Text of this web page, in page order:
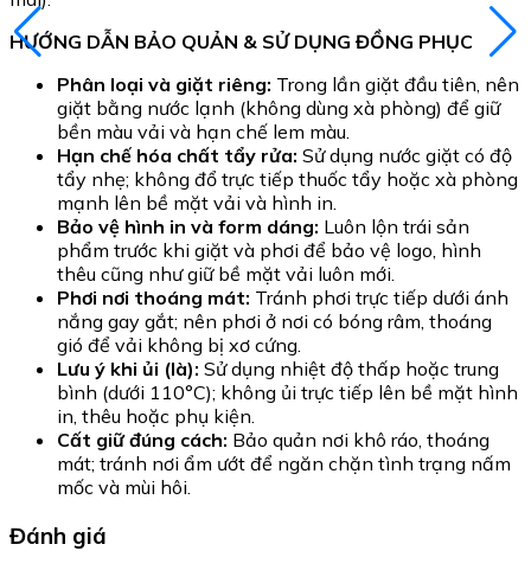
HƯỚNG DẪN BẢO QUẢN & SỬ DỤNG ĐỒNG PHỤC
Phân loại và giặt riêng: Trong lần giặt đầu tiên, nên
giặt bằng nước lạnh (không dùng xà phòng) để giữ
bền màu vải và hạn chế lem màu.
Hạn chế hóa chất tẩy rửa: Sử dụng nước giặt có độ
tẩy nhẹ; không đổ trực tiếp thuốc tẩy hoặc xà phòng
mạnh lên bề mặt vải và hình in.
Bảo vệ hình in và form dáng: Luôn lộn trái sản
phẩm trước khi giặt và phơi để bảo vệ logo, hình
thêu cũng như giữ bề mặt vải luôn mới.
Phơi nơi thoáng mát: Tránh phơi trực tiếp dưới ánh
nắng gay gắt; nên phơi ở nơi có bóng râm, thoáng
gió để vải không bị xơ cứng.
Lưu ý khi ủi (là): Sử dụng nhiệt độ thấp hoặc trung
bình (dưới 110°C); không ủi trực tiếp lên bề mặt hình
in, thêu hoặc phụ kiện.
Cất giữ đúng cách: Bảo quản nơi khô ráo, thoáng
mát; tránh nơi ẩm ướt để ngăn chặn tình trạng nấm
mốc và mùi hôi.
Đánh giá